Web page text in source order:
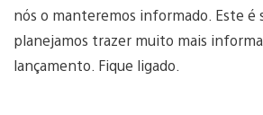
nós o manteremos informado. Este é
planejamos trazer muito mais
lançamento. Fique ligado.